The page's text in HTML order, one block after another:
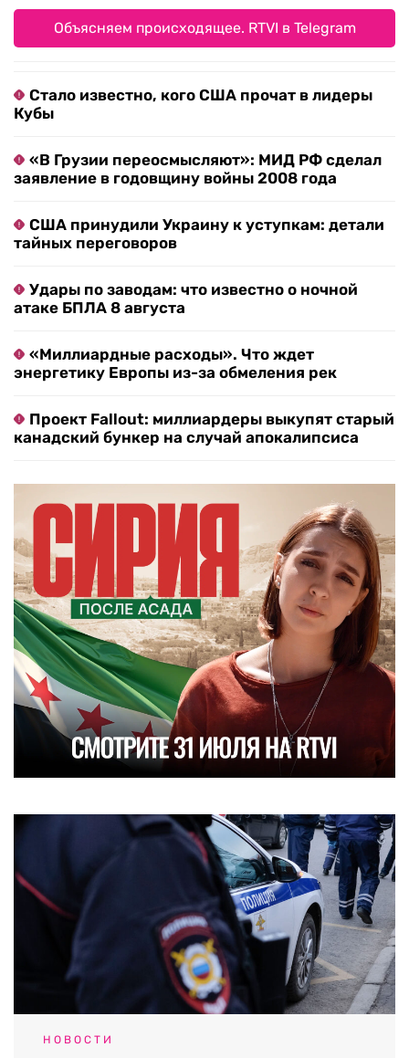
Объясняем происходящее. RTVI в Telegram
Стало известно, кого США прочат в лидеры
Кубы
«В Грузии переосмысляют»: МИД РФ сделал
заявление в годовщину войны 2008 года
США принудили Украину к уступкам: детали
тайных переговоров
Удары по заводам: что известно о ночной
атаке БПЛА 8 августа
«Миллиардные расходы». Что ждет
энергетику Европы из-за обмеления рек
Проект Fallout: миллиардеры выкупят старый
канадский бункер на случай апокалипсиса
НОВОСТИ